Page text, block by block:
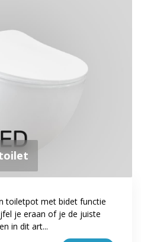
toiletpot met bidet functie
je eraan of je de juiste
in dit art...